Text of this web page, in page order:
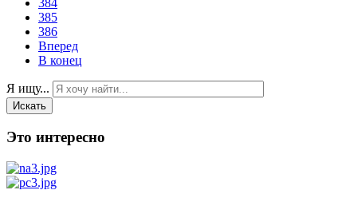
385
386
Вперед
В конец
Я ищу...
Искать
Это интересно